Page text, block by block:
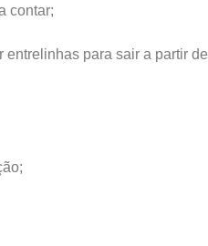
contar;
para sair a partir de